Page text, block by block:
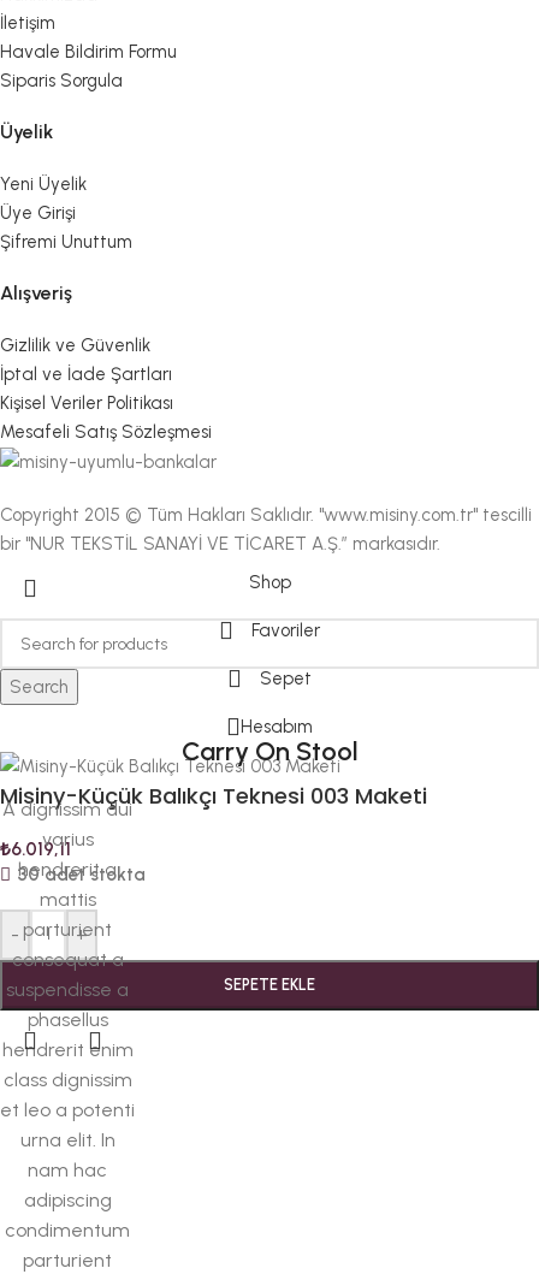
İletişim
Havale Bildirim Formu
Siparis Sorgula
Üyelik
Yeni Üyelik
Üye Girişi
Şifremi Unuttum
Alışveriş
Gizlilik ve Güvenlik
İptal ve İade Şartları
Kişisel Veriler Politikası
Mesafeli Satış Sözleşmesi
Copyright 2015 © Tüm Hakları Saklıdır. "www.misiny.com.tr" tescilli
bir "NUR TEKSTİL SANAYİ VE TİCARET A.Ş.” markasıdır.
Search
Carry On Stool
A dignissim dui
varius
hendrerit a
mattis
parturient
consequat a
suspendisse a
phasellus
hendrerit enim
class dignissim
et leo a potenti
urna elit. In
nam hac
adipiscing
condimentum
parturient
Shop
Favoriler
Sepet
Hesabım
Misiny-Küçük Balıkçı Teknesi 003 Maketi
₺6.019,11
30 adet stokta
- +
SEPETE EKLE